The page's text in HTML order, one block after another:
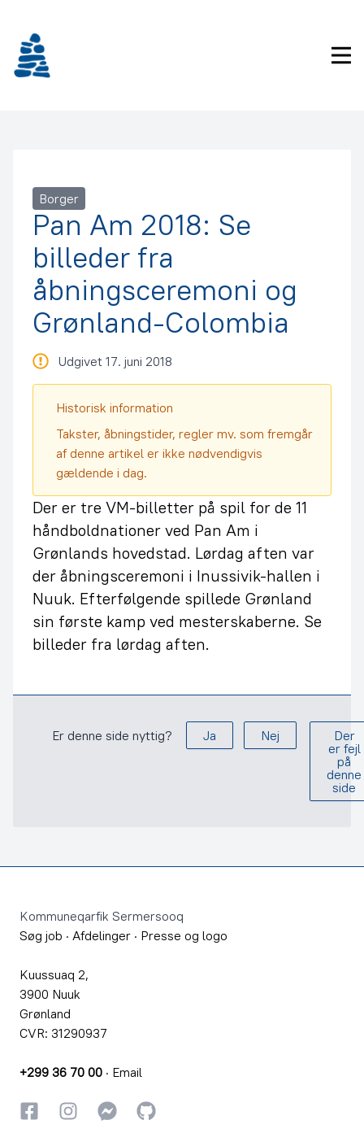
indhold
Borger
Pan Am 2018: Se
billeder fra
åbningsceremoni og
Grønland-Colombia
Udgivet 17. juni 2018
Historisk information
Takster, åbningstider, regler mv. som fremgår
af denne artikel er ikke nødvendigvis
gældende i dag.
Der er tre VM-billetter på spil for de 11
håndboldnationer ved Pan Am i
Grønlands hovedstad. Lørdag aften var
der åbningsceremoni i Inussivik-hallen i
Nuuk. Efterfølgende spillede Grønland
sin første kamp ved mesterskaberne. Se
billeder fra lørdag aften.
Er denne side nyttig? Ja Nej
Der
er fejl
på
denne
side
Kommuneqarfik Sermersooq
Søg job · Afdelinger · Presse og logo
Kuussuaq 2,
3900 Nuuk
Grønland
CVR: 31290937
+299 36 70 00 · Email
FacebookInstagramInstagram
GitHub